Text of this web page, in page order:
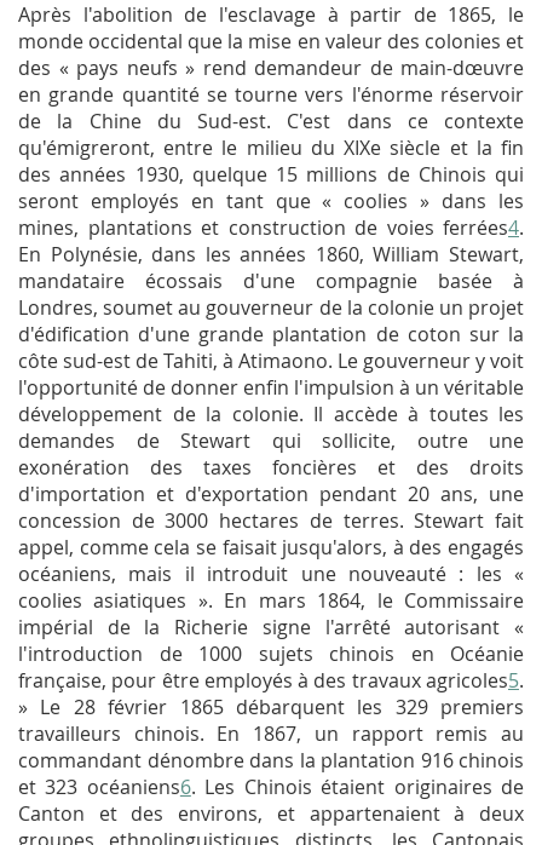
Après l'abolition de l'esclavage à partir de 1865, le
monde occidental que la mise en valeur des colonies et
des « pays neufs » rend demandeur de main-dœuvre
en grande quantité se tourne vers l'énorme réservoir
de la Chine du Sud-est. C'est dans ce contexte
qu'émigreront, entre le milieu du XIXe siècle et la fin
des années 1930, quelque 15 millions de Chinois qui
seront employés en tant que « coolies » dans les
mines, plantations et construction de voies ferrées4.
En Polynésie, dans les années 1860, William Stewart,
mandataire écossais d'une compagnie basée à
Londres, soumet au gouverneur de la colonie un projet
d'édification d'une grande plantation de coton sur la
côte sud-est de Tahiti, à Atimaono. Le gouverneur y voit
l'opportunité de donner enfin l'impulsion à un véritable
développement de la colonie. Il accède à toutes les
demandes de Stewart qui sollicite, outre une
exonération des taxes foncières et des droits
d'importation et d'exportation pendant 20 ans, une
concession de 3000 hectares de terres. Stewart fait
appel, comme cela se faisait jusqu'alors, à des engagés
océaniens, mais il introduit une nouveauté : les «
coolies asiatiques ». En mars 1864, le Commissaire
impérial de la Richerie signe l'arrêté autorisant «
l'introduction de 1000 sujets chinois en Océanie
française, pour être employés à des travaux agricoles5.
» Le 28 février 1865 débarquent les 329 premiers
travailleurs chinois. En 1867, un rapport remis au
commandant dénombre dans la plantation 916 chinois
et 323 océaniens6. Les Chinois étaient originaires de
Canton et des environs, et appartenaient à deux